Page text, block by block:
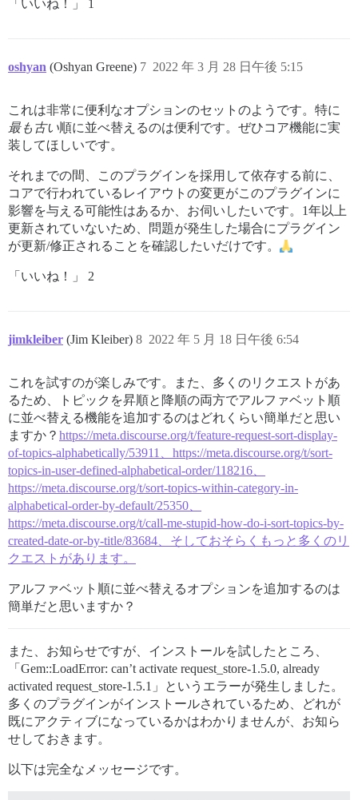
「いいね！」 1
oshyan (Oshyan Greene) 2022 年 3 月 28 日午後 5:15
7
これは非常に便利なオプションのセットのようです。特に
最も古い順に並べ替えるのは便利です。ぜひコア機能に実
装してほしいです。
それまでの間、このプラグインを採用して依存する前に、
コアで行われているレイアウトの変更がこのプラグインに
影響を与える可能性はあるか、お伺いしたいです。1年以上
更新されていないため、問題が発生した場合にプラグイン
が更新/修正されることを確認したいだけです。
「いいね！」 2
jimkleiber (Jim Kleiber) 2022 年 5 月 18 日午後 6:54
8
これを試すのが楽しみです。また、多くのリクエストがあ
るため、トピックを昇順と降順の両方でアルファベット順
に並べ替える機能を追加するのはどれくらい簡単だと思い
ますか？ https://meta.discourse.org/t/feature-request-sort-display-
of-topics-alphabetically/53911、https://meta.discourse.org/t/sort-
topics-in-user-defined-alphabetical-order/118216、
https://meta.discourse.org/t/sort-topics-within-category-in-
alphabetical-order-by-default/25350、
https://meta.discourse.org/t/call-me-stupid-how-do-i-sort-topics-by-
created-date-or-by-title/83684、そしておそらくもっと多くのリ
クエストがあります。
アルファベット順に並べ替えるオプションを追加するのは
簡単だと思いますか？
また、お知らせですが、インストールを試したところ、
「Gem::LoadError: can’t activate request_store-1.5.0, already
activated request_store-1.5.1」というエラーが発生しました。
多くのプラグインがインストールされているため、どれが
既にアクティブになっているかはわかりませんが、お知ら
せしておきます。
以下は完全なメッセージです。